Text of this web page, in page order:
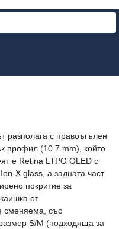
разполага с правоъгълен
профил (10.7 mm), който
е Retina LTPO OLED с
glass, а задната част
покритие за
от
сменяема, със
S/M (подходяща за